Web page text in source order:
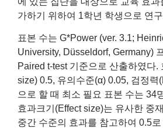
가하기 위하여 1학년 학생으로 연
표본 수는 G*Power (ver. 3.1;
University, Düsseldorf, Germany)
Paired t-test 기준으로 산출하였다.
size) 0.5, 유의수준(α) 0.05, 검정력
으로 할 때 최소 필요 표본 수는 34
효과크기(Effect size)는 유사한 중
중간 수준의 효과를 참고하여 0.5